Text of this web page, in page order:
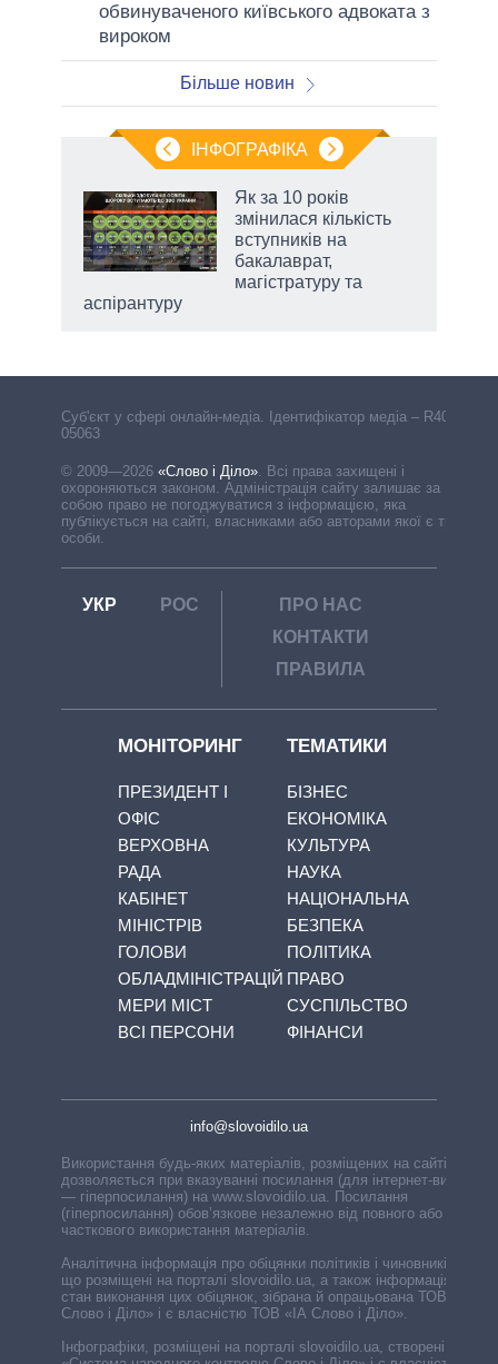
обвинуваченого київського адвоката з
вироком
Більше новин
ІНФОГРАФІКА
Як за 10 років
змінилася кількість
вступників на
бакалаврат,
магістратуру та
аспірантуру
Cуб'єкт у сфері онлайн-медіа. Ідентифікатор медіа – R40-
05063
© 2009—2026 «Слово і Діло». Всі права захищені і
охороняються законом. Адміністрація сайту залишає за
собою право не погоджуватися з інформацією, яка
публікується на сайті, власниками або авторами якої є треті
особи.
УКР РОС
ПРО НАС
КОНТАКТИ
ПРАВИЛА
МОНІТОРИНГ
ПРЕЗИДЕНТ І
ОФІС
ВЕРХОВНА
РАДА
КАБІНЕТ
МІНІСТРІВ
ГОЛОВИ
ОБЛАДМІНІСТРАЦІЙ
МЕРИ МІСТ
ВСІ ПЕРСОНИ
ТЕМАТИКИ
БІЗНЕС
ЕКОНОМІКА
КУЛЬТУРА
НАУКА
НАЦІОНАЛЬНА
БЕЗПЕКА
ПОЛІТИКА
ПРАВО
СУСПІЛЬСТВО
ФІНАНСИ
info@slovoidilo.ua
Використання будь-яких матеріалів, розміщених на сайті,
дозволяється при вказуванні посилання (для інтернет-видань
— гіперпосилання) на www.slovoidilo.ua. Посилання
(гіперпосилання) обов’язкове незалежно від повного або
часткового використання матеріалів.
Аналітична інформація про обіцянки політиків і чиновників,
що розміщені на порталі slovoidilo.ua, а також інформація про
стан виконання цих обіцянок, зібрана й опрацьована ТОВ «ІА
Слово і Діло» і є власністю ТОВ «ІА Слово і Діло».
Інфографіки, розміщені на порталі slovoidilo.ua, створені ГО